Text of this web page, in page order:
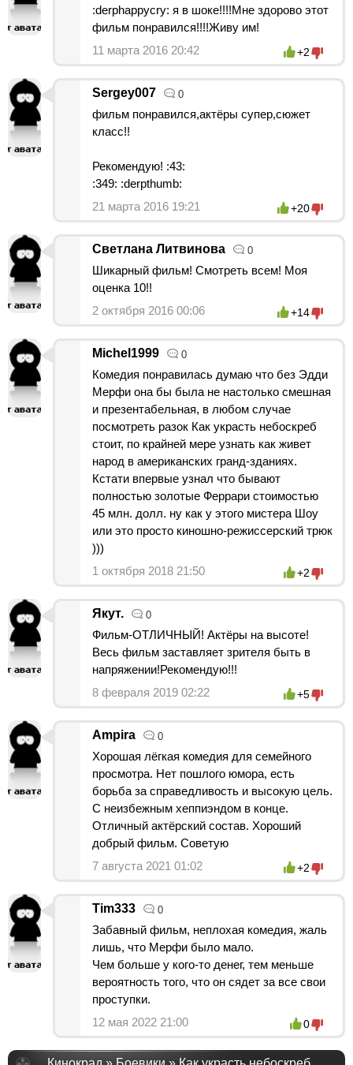
:derphappycry: я в шоке!!!!Мне здорово этот
фильм понравился!!!!Живу им!
11 марта 2016 20:42
+2
Sergey007 0
фильм понравился,актёры супер,сюжет
класс!!
Рекомендую! :43:
:349: :derpthumb:
21 марта 2016 19:21
+20
Светлана Литвинова 0
Шикарный фильм! Смотреть всем! Моя
оценка 10!!
2 октября 2016 00:06
+14
Michel1999 0
Комедия понравилась думаю что без Эдди
Мерфи она бы была не настолько смешная
и презентабельная, в любом случае
посмотреть разок Как украсть небоскреб
стоит, по крайней мере узнать как живет
народ в американских гранд-зданиях.
Кстати впервые узнал что бывают
полностью золотые Феррари стоимостью
45 млн. долл. ну как у этого мистера Шоу
или это просто киношно-режиссерский трюк
)))
1 октября 2018 21:50
+2
Якут. 0
Фильм-ОТЛИЧНЫЙ! Актёры на высоте!
Весь фильм заставляет зрителя быть в
напряжении!Рекомендую!!!
8 февраля 2019 02:22
+5
Ampira 0
Хорошая лёгкая комедия для семейного
просмотра. Нет пошлого юмора, есть
борьба за справедливость и высокую цель.
С неизбежным хеппиэндом в конце.
Отличный актёрский состав. Хороший
добрый фильм. Советую
7 августа 2021 01:02
+2
Tim333 0
Забавный фильм, неплохая комедия, жаль
лишь, что Мерфи было мало.
Чем больше у кого-то денег, тем меньше
вероятность того, что он сядет за все свои
проступки.
12 мая 2022 21:00
0